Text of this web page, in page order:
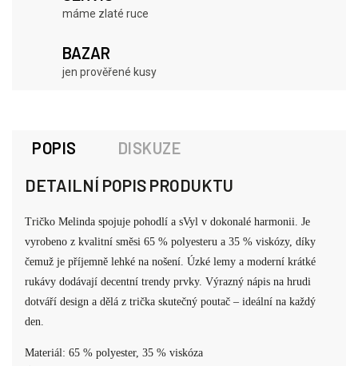
máme zlaté ruce
BAZAR
jen prověřené kusy
POPIS DISKUZE
DETAILNÍ POPIS PRODUKTU
Tričko Melinda spojuje pohodlí a sVyl v dokonalé harmonii. Je
vyrobeno z kvalitní směsi 65 % polyesteru a 35 % viskózy, díky
čemuž je příjemně lehké na nošení. Úzké lemy a moderní krátké
rukávy dodávají decentní trendy prvky. Výrazný nápis na hrudi
dotváří design a dělá z trička skutečný poutač – ideální na každý
den.
Materiál: 65 % polyester, 35 % viskóza